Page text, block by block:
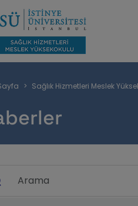
Sağlık Hizmetleri Meslek